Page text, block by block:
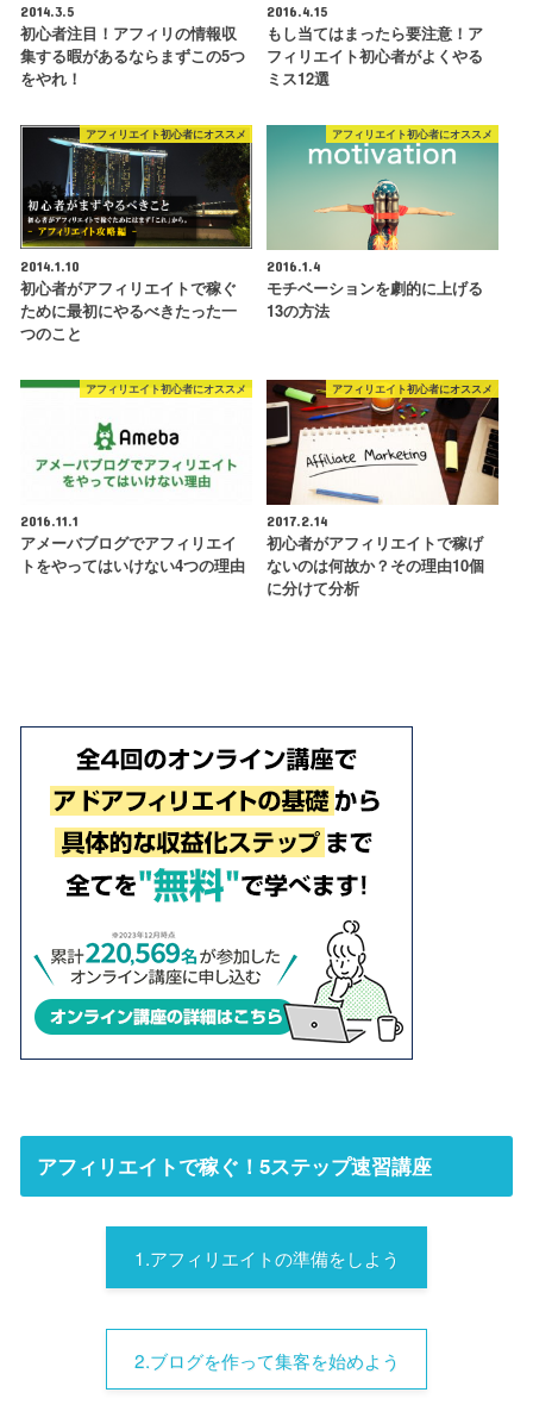
2014.3.5
初心者注目！アフィリの情報収
集する暇があるならまずこの5つ
をやれ！
2016.4.15
もし当てはまったら要注意！ア
フィリエイト初心者がよくやる
ミス12選
アフィリエイト初心者にオススメ
2014.1.10
初心者がアフィリエイトで稼ぐ
ために最初にやるべきたった一
つのこと
アフィリエイト初心者にオススメ
2016.1.4
モチベーションを劇的に上げる
13の方法
アフィリエイト初心者にオススメ
2016.11.1
アメーバブログでアフィリエイ
トをやってはいけない4つの理由
アフィリエイト初心者にオススメ
2017.2.14
初心者がアフィリエイトで稼げ
ないのは何故か？その理由10個
に分けて分析
アフィリエイトで稼ぐ！5ステップ速習講座
1.アフィリエイトの準備をしよう
2.ブログを作って集客を始めよう